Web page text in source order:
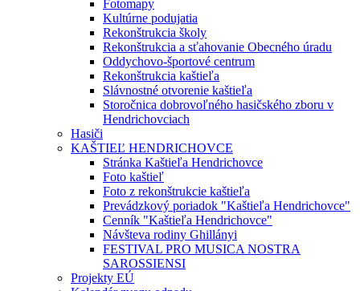
Fotomapy
Kultúrne podujatia
Rekonštrukcia školy
Rekonštrukcia a sťahovanie Obecného úradu
Oddychovo-športové centrum
Rekonštrukcia kaštieľa
Slávnostné otvorenie kaštieľa
Storočnica dobrovoľného hasičského zboru v
Hendrichovciach
Hasiči
KAŠTIEĽ HENDRICHOVCE
Stránka Kaštieľa Hendrichovce
Foto kaštieľ
Foto z rekonštrukcie kaštieľa
Prevádzkový poriadok "Kaštieľa Hendrichovce"
Cenník "Kaštieľa Hendrichovce"
Návšteva rodiny Ghillányi
FESTIVAL PRO MUSICA NOSTRA
SAROSSIENSI
Projekty EÚ